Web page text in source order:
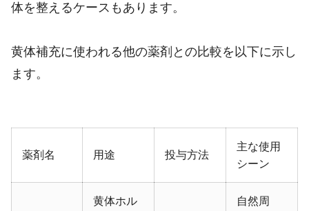
体を整えるケースもあります。
黄体補充に使われる他の薬剤との比較を以下に示し
ます。
薬剤名 用途 投与方法
主な使用
シーン
黄体ホル
自然周